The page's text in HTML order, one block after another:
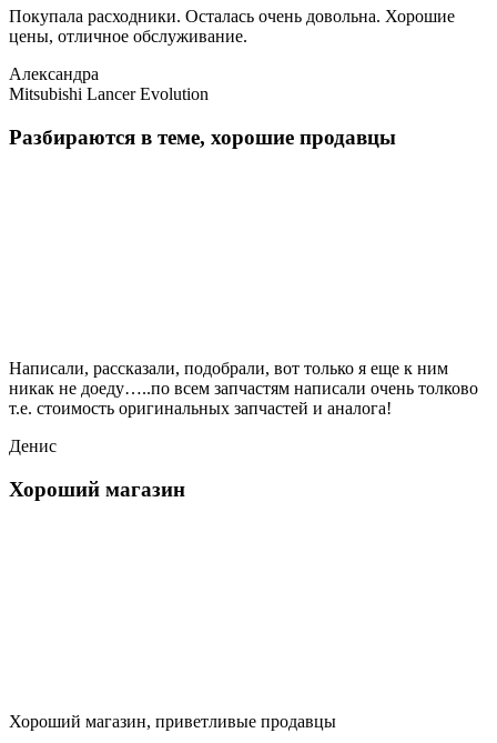
Покупала расходники. Осталась очень довольна. Хорошие
цены, отличное обслуживание.
Александра
Mitsubishi Lancer Evolution
Разбираются в теме, хорошие продавцы
Написали, рассказали, подобрали, вот только я еще к ним
никак не доеду…..по всем запчастям написали очень толково
т.е. стоимость оригинальных запчастей и аналога!
Денис
Хороший магазин
Хороший магазин, приветливые продавцы